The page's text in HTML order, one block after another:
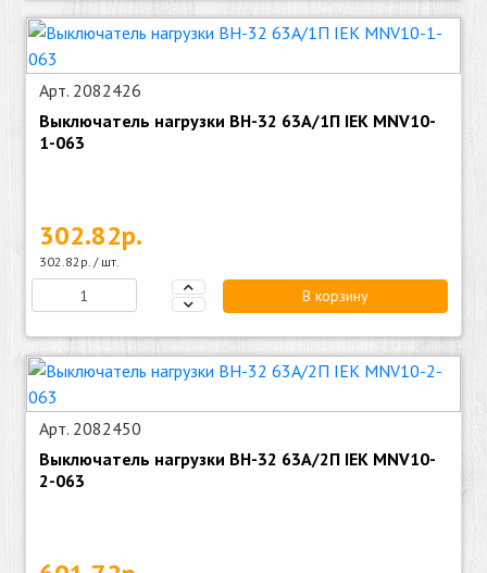
Арт. 2082426
Выключатель нагрузки ВН-32 63А/1П IEK MNV10-
1-063
302.82р.
302.82р. / шт.
В корзину
Арт. 2082450
Выключатель нагрузки ВН-32 63А/2П IEK MNV10-
2-063